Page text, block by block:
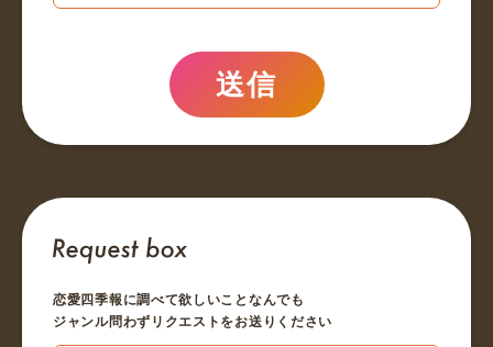
送信
恋愛四季報に調べて欲しいことなんでも
ジャンル問わずリクエストをお送りください